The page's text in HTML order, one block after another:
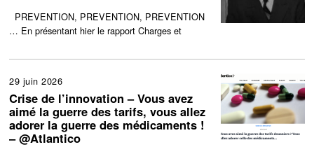
PREVENTION, PREVENTION, PREVENTION
… En présentant hier le rapport Charges et
29 juin 2026
Crise de l’innovation – Vous avez
aimé la guerre des tarifs, vous allez
adorer la guerre des médicaments !
– @Atlantico